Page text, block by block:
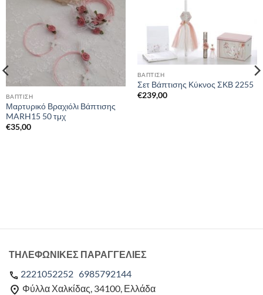
ΒΑΠΤΙΣΗ
Μαρτυρικό Βραχιόλι Βάπτισης
MARH15 50 τμχ
€35,00
ΒΑΠΤΙΣΗ
Σετ Βάπτισης Κύκνος ΣΚΒ 2255
€239,00
ΤΗΛΕΦΩΝΙΚΕΣ ΠΑΡΑΓΓΕΛΙΕΣ
2221052252 6985792144
Φύλλα Χαλκίδας, 34100, Ελλάδα